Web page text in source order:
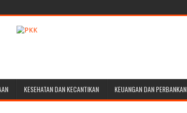
KESEHATAN DAN KECANTIKAN KEUANGAN DAN PERBANKAN